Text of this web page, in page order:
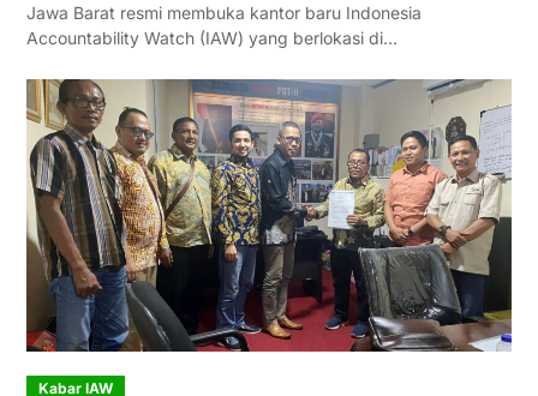
Jawa Barat resmi membuka kantor baru Indonesia
Accountability Watch (IAW) yang berlokasi di…
Kabar IAW